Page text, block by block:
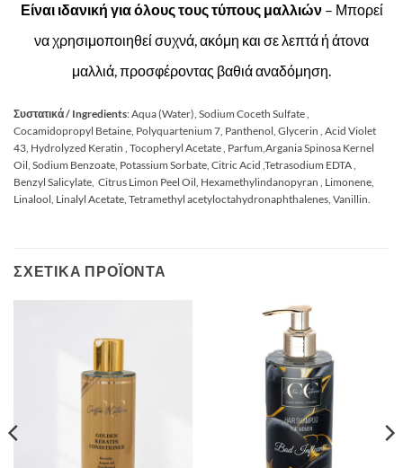
Είναι ιδανική για όλους τους τύπους μαλλιών– Μπορεί
να χρησιμοποιηθεί συχνά, ακόμη και σε λεπτά ή άτονα
μαλλιά, προσφέροντας βαθιά αναδόμηση.
Συστατικά / Ingredients: Aqua (Water), Sodium Coceth Sulfate ,
Cocamidopropyl Betaine, Polyquartenium 7, Panthenol, Glycerin , Acid Violet
43, Hydrolyzed Keratin , Tocopheryl Acetate , Parfum,Argania Spinosa Kernel
Oil, Sodium Benzoate, Potassium Sorbate, Citric Acid ,Tetrasodium EDTA ,
Benzyl Salicylate, Citrus Limon Peel Oil, Hexamethylindanopyran , Limonene,
Linalool, Linalyl Acetate, Tetramethyl acetyloctahydronaphthalenes, Vanillin.
ΣΧΕΤΙΚΆ ΠΡΟΪΌΝΤΑ